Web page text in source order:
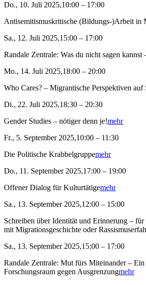
Do., 10. Juli 2025,10:00 – 17:00
Antisemitismuskritische (Bildungs-)Arbeit in
Sa., 12. Juli 2025,15:00 – 17:00
Randale Zentrale: Was du nicht sagen kannst
Mo., 14. Juli 2025,18:00 – 20:00
Who Cares? – Migrantische Perspektiven auf
Di., 22. Juli 2025,18:30 – 20:30
Gender Studies – nötiger denn je!mehr
Fr., 5. September 2025,10:00 – 11:30
Die Politische Krabbelgruppemehr
Do., 11. September 2025,17:00 – 19:00
Offener Dialog für Kulturtätigemehr
Sa., 13. September 2025,12:00 – 15:00
Schreiben über Identität und Erinnerung –
mit Migrationsgeschichte oder
Sa., 13. September 2025,15:00 – 17:00
Randale Zentrale: Mut fürs Miteinander –
Forschungsraum gegen Ausgrenzungmehr